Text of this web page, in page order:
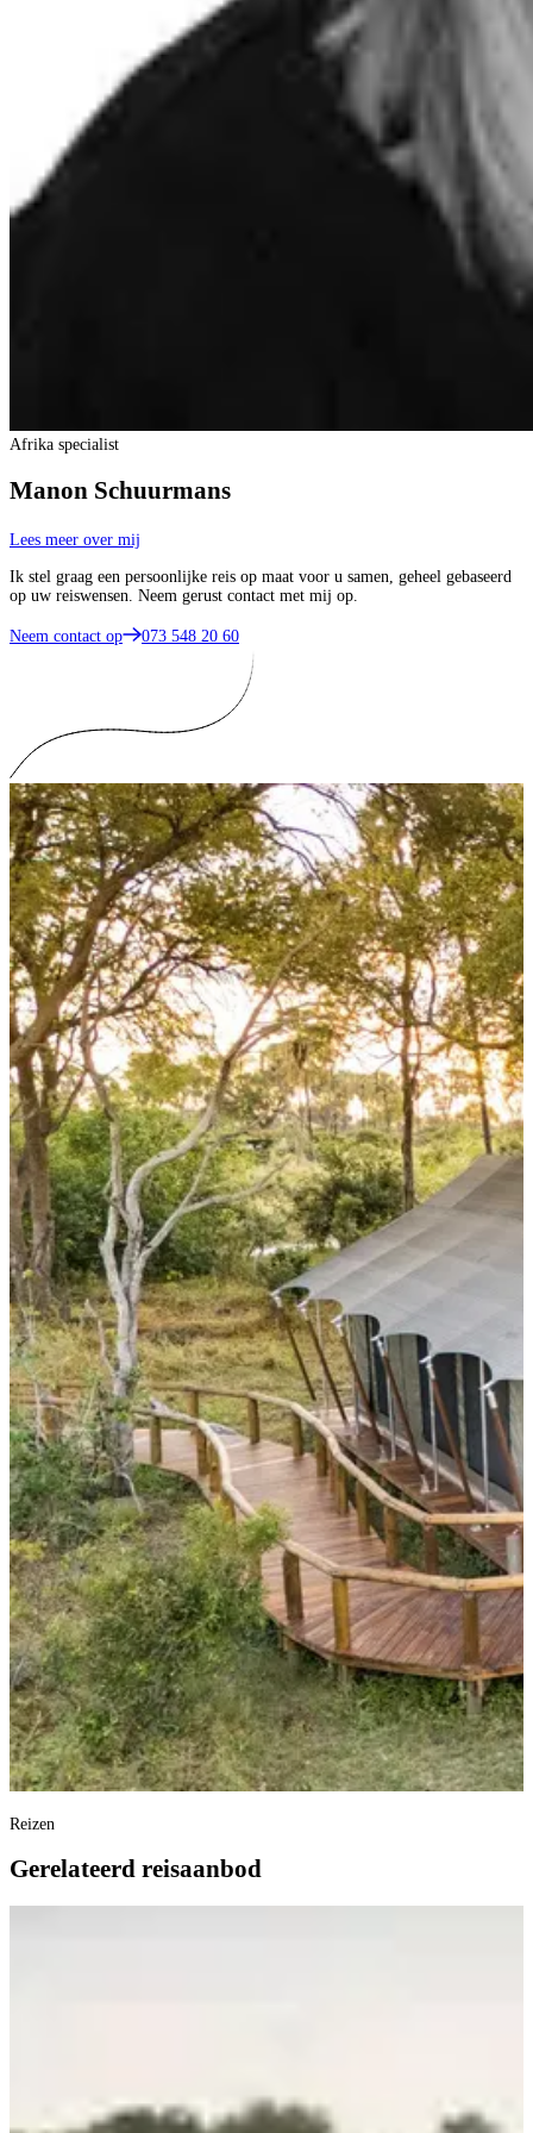
Afrika specialist
Manon Schuurmans
Lees meer over mij
Ik stel graag een persoonlijke reis op maat voor u samen, geheel gebaseerd
op uw reiswensen. Neem gerust contact met mij op.
Neem contact op 073 548 20 60
Reizen
Gerelateerd reisaanbod